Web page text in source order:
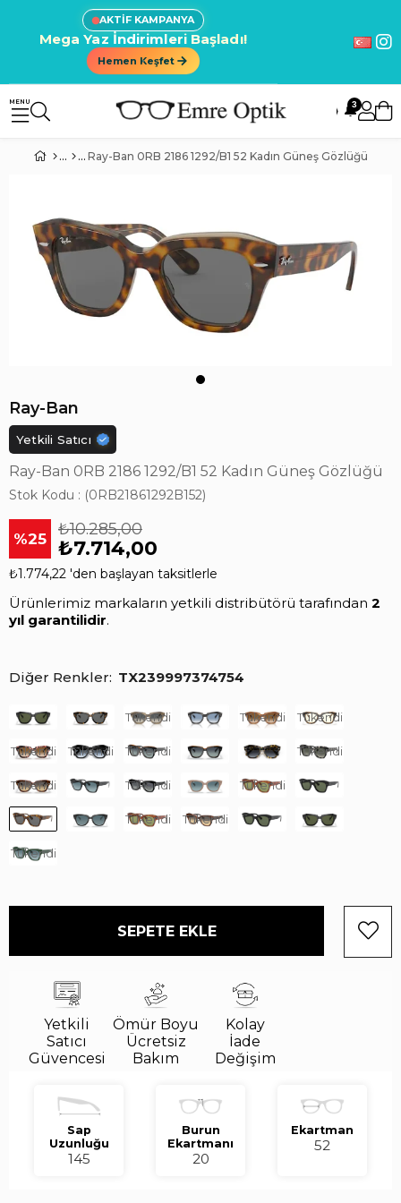
AKTİF KAMPANYA
Mega Yaz İndirimleri Başladı!
Hemen Keşfet
🔔
3
Ray-Ban 0RB 2186 1292/B1 52 Kadın Güneş Gözlüğü
Ray-Ban
Yetkili Satıcı
Ray-Ban 0RB 2186 1292/B1 52 Kadın Güneş Gözlüğü
Stok Kodu (0RB21861292B152)
25 ₺10.285,00
₺7.714,00
₺1.774,22 'den başlayan taksitlerle
Ürünlerimiz markaların yetkili distribütörü tarafından 2
yıl garantilidir.
Diğer Renkler TX239997374754
Tükendi Tükendi Tükendi
Tükendi Tükendi Tükendi Tükendi
Tükendi Tükendi Tükendi
Tükendi Tükendi
Tükendi
Yetkili
Satıcı
Güvencesi
Ömür Boyu
Ücretsiz
Bakım
Kolay
İade
Değişim
Sap
Uzunluğu
145
Burun
Ekartmanı
20
Ekartman
52